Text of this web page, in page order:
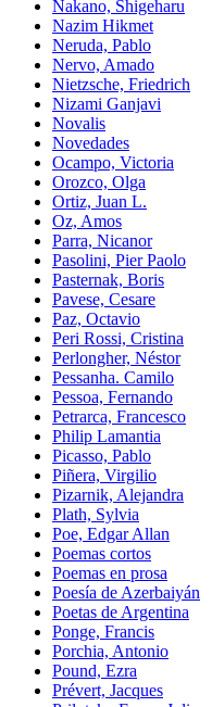
Nakano, Shigeharu
Nazim Hikmet
Neruda, Pablo
Nervo, Amado
Nietzsche, Friedrich
Nizami Ganjavi
Novalis
Novedades
Ocampo, Victoria
Orozco, Olga
Ortiz, Juan L.
Oz, Amos
Parra, Nicanor
Pasolini, Pier Paolo
Pasternak, Boris
Pavese, Cesare
Paz, Octavio
Peri Rossi, Cristina
Perlongher, Néstor
Pessanha. Camilo
Pessoa, Fernando
Petrarca, Francesco
Philip Lamantia
Picasso, Pablo
Piñera, Virgilio
Pizarnik, Alejandra
Plath, Sylvia
Poe, Edgar Allan
Poemas cortos
Poemas en prosa
Poesía de Azerbaiyán
Poetas de Argentina
Ponge, Francis
Porchia, Antonio
Pound, Ezra
Prévert, Jacques